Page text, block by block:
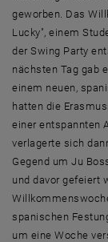
geworben. Das
Lucky", einem
der Swing Party
nächsten Tag gab
einem neuen,
hatten die
einer entspannten
verlagerte sich
Gegend um Ju
und davor gefeiert
spanischen
um eine Woche